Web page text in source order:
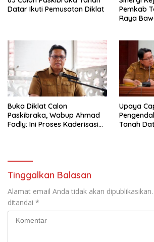
Datar Ikuti Pemusatan Diklat
Pemkab
Raya
Buka Diklat Calon
Paskibraka, Wabup Ahmad
Fadly: Ini Proses Kaderisasi
Upaya
Tanah
Tinggalkan Balasan
Alamat email Anda tidak akan dipublikasikan.
ditandai *